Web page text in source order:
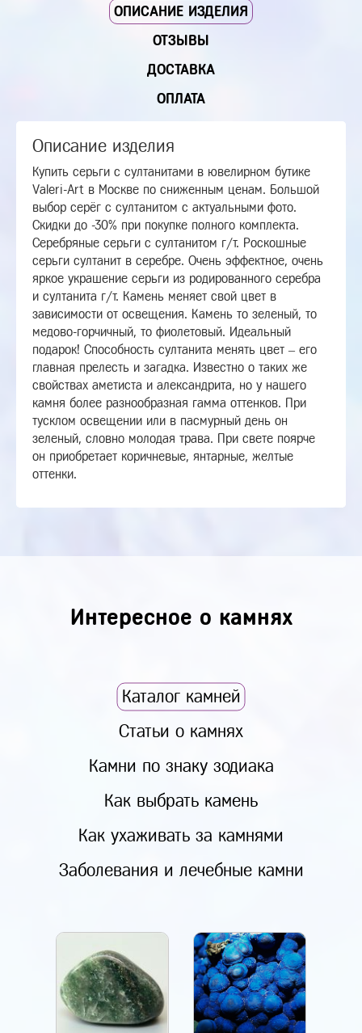
ОПИСАНИЕ ИЗДЕЛИЯ
ОТЗЫВЫ
ДОСТАВКА
ОПЛАТА
Описание изделия
Купить серьги с султанитами в ювелирном бутике
Valeri-Art в Москве по сниженным ценам. Большой
выбор серёг с султанитом с актуальными фото.
Скидки до -30% при покупке полного комплекта.
Серебряные серьги с султанитом г/т. Роскошные
серьги султанит в серебре. Очень эффектное, очень
яркое украшение серьги из родированного серебра
и султанита г/т. Камень меняет свой цвет в
зависимости от освещения. Камень то зеленый, то
медово-горчичный, то фиолетовый. Идеальный
подарок! Способность султанита менять цвет – его
главная прелесть и загадка. Известно о таких же
свойствах аметиста и александрита, но у нашего
камня более разнообразная гамма оттенков. При
тусклом освещении или в пасмурный день он
зеленый, словно молодая трава. При свете поярче
он приобретает коричневые, янтарные, желтые
оттенки.
Интересное о камнях
Каталог камней
Статьи о камнях
Камни по знаку зодиака
Как выбрать камень
Как ухаживать за камнями
Заболевания и лечебные камни